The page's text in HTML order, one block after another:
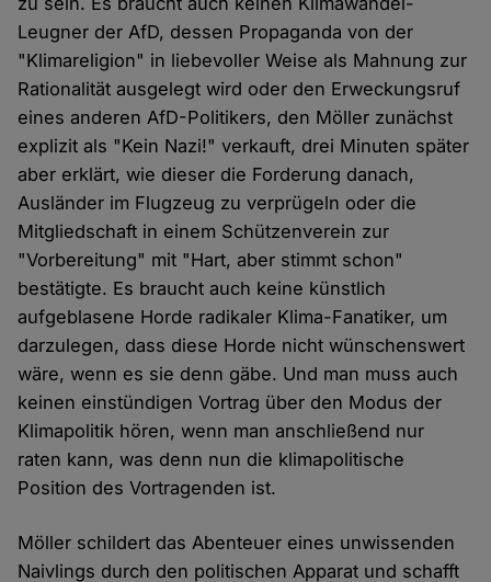
Leugner der AfD, dessen Propaganda von der
"Klimareligion" in liebevoller Weise als Mahnung zur
Rationalität ausgelegt wird oder den Erweckungsruf
eines anderen AfD-Politikers, den Möller zunächst
explizit als "Kein Nazi!" verkauft, drei Minuten später
aber erklärt, wie dieser die Forderung danach,
Ausländer im Flugzeug zu verprügeln oder die
Mitgliedschaft in einem Schützenverein zur
"Vorbereitung" mit "Hart, aber stimmt schon"
bestätigte. Es braucht auch keine künstlich
aufgeblasene Horde radikaler Klima-Fanatiker, um
darzulegen, dass diese Horde nicht wünschenswert
wäre, wenn es sie denn gäbe. Und man muss auch
keinen einstündigen Vortrag über den Modus der
Klimapolitik hören, wenn man anschließend nur
raten kann, was denn nun die klimapolitische
Position des Vortragenden ist.
Möller schildert das Abenteuer eines unwissenden
Naivlings durch den politischen Apparat und schafft